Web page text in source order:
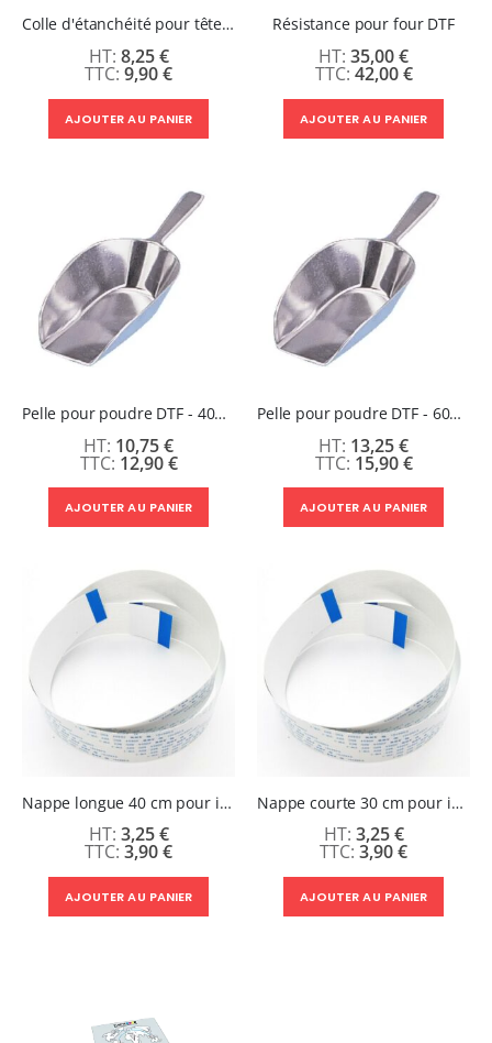
Colle d'étanchéité pour tête d'impression
9,90 €
8,25 €
AJOUTER AU PANIER
Résistance pour four DTF
42,00 €
35,00 €
AJOUTER AU PANIER
Pelle pour poudre DTF - 400 grammes -260mm
12,90 €
10,75 €
AJOUTER AU PANIER
Pelle pour poudre DTF - 600 grammes - 350mm
15,90 €
13,25 €
AJOUTER AU PANIER
Nappe longue 40 cm pour imprimante TX600 DTF
3,90 €
3,25 €
AJOUTER AU PANIER
Nappe courte 30 cm pour imprimante TX600 DTF
3,90 €
3,25 €
AJOUTER AU PANIER